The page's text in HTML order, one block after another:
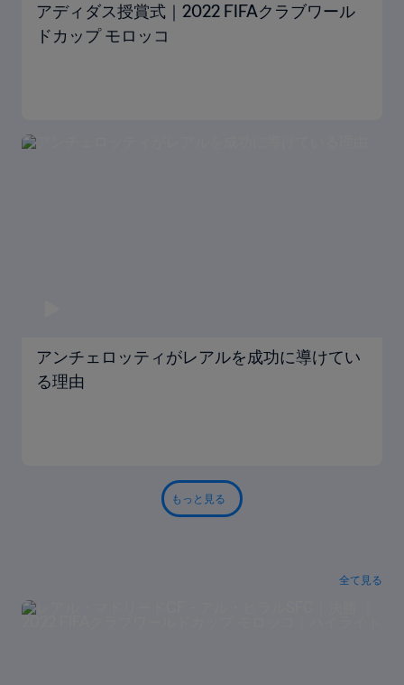
アディダス授賞式｜2022 FIFAクラブワール
ドカップ モロッコ
アンチェロッティがレアルを成功に導けてい
る理由
もっと見る
全て見る